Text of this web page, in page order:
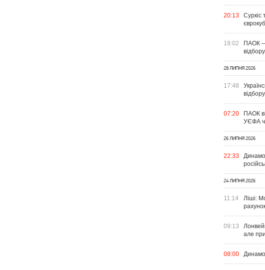
20:13
Суркіс
18:02
ПАОК —
28 ЛИПНЯ 2026
17:48
07:20
ПАОК
УЄФА
26 ЛИПНЯ 2026
22:33
24 ЛИПНЯ 2026
11:14
Ліші:
09:13
але
08:00